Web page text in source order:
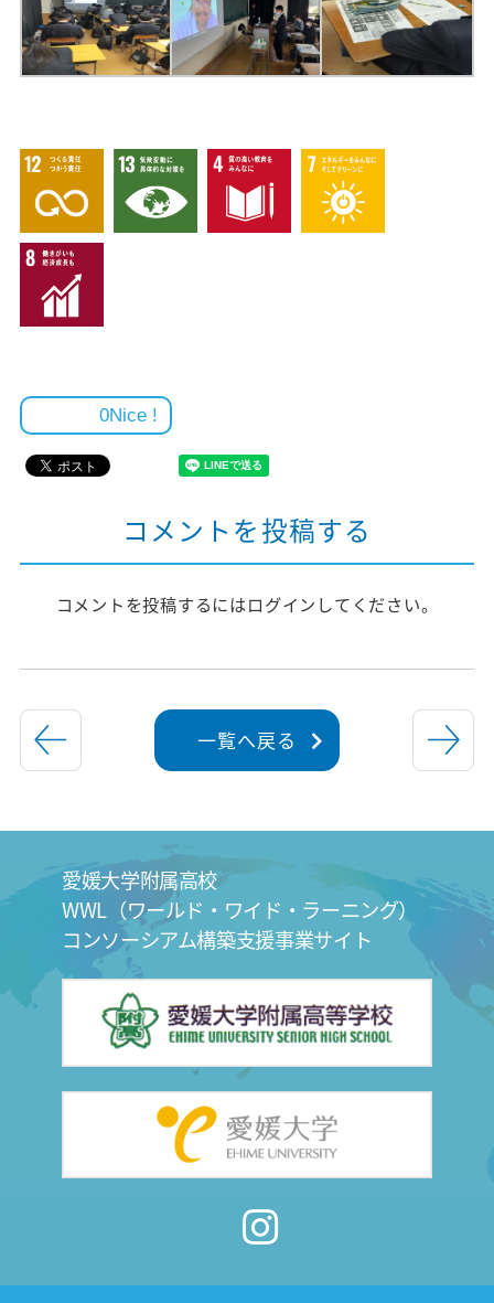
0
コメントを投稿する
コメントを投稿するにはログイン してください。
一覧へ戻る
愛媛大学附属高校
WWL（ワールド・ワイド・ラーニング）
コンソーシアム構築支援事業サイト